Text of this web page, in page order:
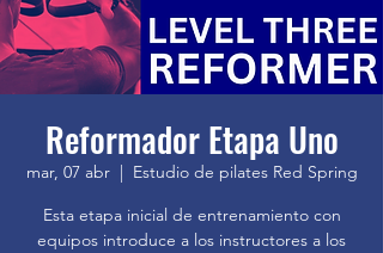
Reformador Etapa Uno
mar, 07 abr
  |
Estudio de pilates Red Spring
Esta etapa inicial de entrenamiento con
equipos introduce a los instructores a los